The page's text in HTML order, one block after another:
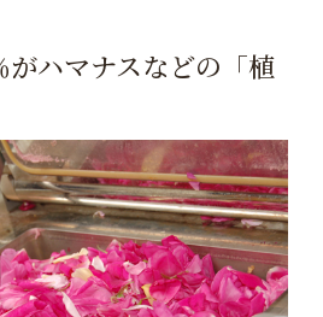
ハマナスなどの「植